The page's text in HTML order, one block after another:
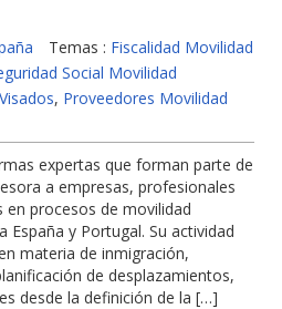
Temas : Fiscalidad Movilidad
Social Movilidad
, Proveedores Movilidad
expertas que forman parte de
a empresas, profesionales
en procesos de movilidad
y Portugal. Su actividad
materia de inmigración,
de desplazamientos,
desde la definición de la […]